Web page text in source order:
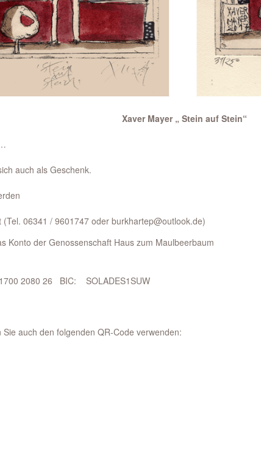
Xaver Mayer „ Stein auf Stein“
und … Spender für das
auch als Geschenk.
(Tel. 06341 / 9601747 oder burkhartep@outlook.de)
Konto der Genossenschaft Haus zum Maulbeerbaum
2080 26 BIC: SOLADES1SUW
auch den folgenden QR-Code verwenden: